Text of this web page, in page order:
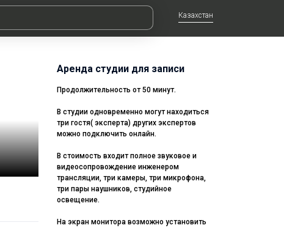
Казахстан
Аренда студии для записи
Продолжительность от 50 минут.
В студии одновременно могут находиться
три гостя( эксперта) других экспертов
можно подключить онлайн.
В стоимость входит полное звуковое и
видеосопровождение инженером
трансляции, три камеры, три микрофона,
три пары наушников, студийное
освещение.
На экран монитора возможно установить